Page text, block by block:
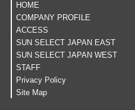
HOME
COMPANY PROFILE
ACCESS
SUN SELECT JAPAN EAST
SUN SELECT JAPAN WEST
STAFF
Privacy Policy
Site Map